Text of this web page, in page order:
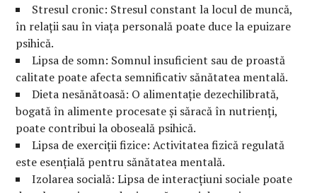
Stresul cronic: Stresul constant la locul de muncă,
în relații sau în viața personală poate duce la epuizare
psihică.
Lipsa de somn: Somnul insuficient sau de proastă
calitate poate afecta semnificativ sănătatea mentală.
Dieta nesănătoasă: O alimentație dezechilibrată,
bogată în alimente procesate și săracă în nutrienți,
poate contribui la oboseală psihică.
Lipsa de exerciții fizice: Activitatea fizică regulată
este esențială pentru sănătatea mentală.
Izolarea socială: Lipsa de interacțiuni sociale poate